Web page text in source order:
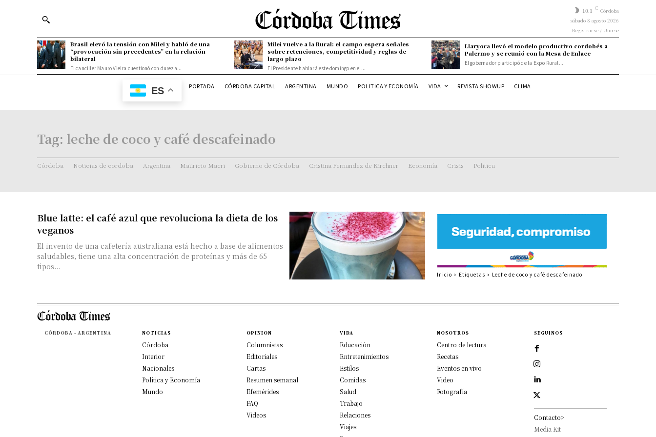
10.1 C Córdoba
sábado 8 agosto 2026
Registrarse / Unirse
Brasil elevó la tensión con Milei y habló de una
“provocación sin precedentes” en la relación
bilateral
El canciller Mauro Vieira cuestionó con dureza...
Milei vuelve a la Rural: el campo espera señales
sobre retenciones, competitividad y reglas de
largo plazo
El Presidente hablará este domingo en el...
Llaryora llevó el modelo productivo cordobés a
Palermo y se reunió con la Mesa de Enlace
El gobernador participó de la Expo Rural...
ES PORTADA CÓRDOBA CAPITAL ARGENTINA MUNDO POLITICA Y ECONOMÍA VIDA REVISTA SHOWUP CLIMA
Tag: leche de coco y café descafeinado
Córdoba Noticias de cordoba Argentina Mauricio Macri Gobierno de Córdoba Cristina Fernandez de Kirchner Economía Crisis Politica
Blue latte: el café azul que revoluciona la dieta de los
veganos
El invento de una cafetería australiana está hecho a base de alimentos
saludables, tiene una alta concentración de proteínas y más de 65
tipos...
Inicio Etiquetas Leche de coco y café descafeinado
CÓRDOBA - ARGENTINA NOTICIAS
Córdoba
Interior
Nacionales
Política y Economía
Mundo
OPINION
Columnistas
Editoriales
Cartas
Resumen semanal
Efemérides
FAQ
Videos
VIDA
Educación
Entretenimientos
Estilos
Comidas
Salud
Trabajo
Relaciones
Viajes
NOSOTROS
Centro de lectura
Recetas
Eventos en vivo
Video
Fotografía
SEGUINOS
Contacto>
Media Kit